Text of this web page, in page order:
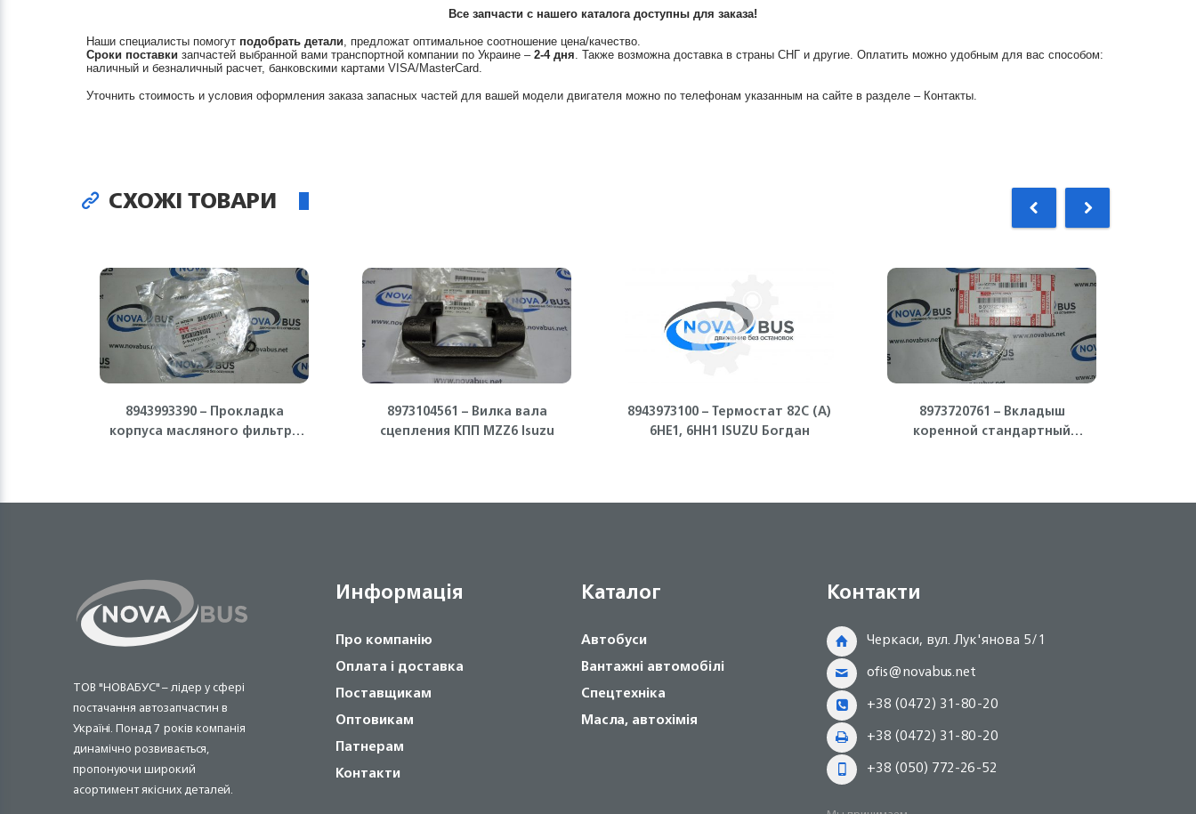
Все запчасти с нашего каталога доступны для заказа!
Наши специалисты помогут подобрать детали, предложат оптимальное соотношение цена/качество.
Сроки поставки запчастей выбранной вами транспортной компании по Украине – 2-4 дня. Также возможна доставка в страны СНГ и другие. Оплатить можно удобным для вас способом:
наличный и безналичный расчет, банковскими картами VISA/MasterCard.
Уточнить стоимость и условия оформления заказа запасных частей для вашей модели двигателя можно по телефонам указанным на сайте в разделе – Контакты.
СХОЖІ ТОВАРИ
8943993390 – Прокладка
корпуса масляного фильтра
8973104561 – Вилка вала
сцепления КПП MZZ6 Isuzu
8943973100 – Термостат 82С (А)
6НЕ1, 6НН1 ISUZU Богдан
8973720761 – Вкладыш
коренной стандартный
ТОВ "НОВАБУС" – лідер у сфері
постачання автозапчастин в
Україні. Понад 7 років компанія
динамічно розвивається,
пропонуючи широкий
асортимент якісних деталей.
Информація
Про компанію
Оплата і доставка
Поставщикам
Оптовикам
Патнерам
Контакти
Каталог
Автобуси
Вантажні автомобілі
Спецтехніка
Масла, автохімія
Контакти
Черкаси, вул. Лук'янова 5/1
ofis@novabus.net
+38 (0472) 31-80-20
+38 (0472) 31-80-20
+38 (050) 772-26-52